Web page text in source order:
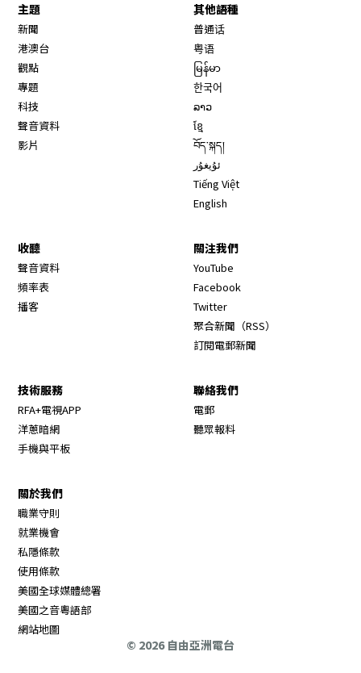
主題
新聞
港澳台
觀點
專題
科技
聲音資料
影片
其他語種
普通话
粤语
မြန်မာ
한국어
ລາວ
ខ្មែ
བོད་སྐད།
ئۇيغۇر
Tiếng Việt
English
收聽
聲音資料
頻率表
播客
關注我們
YouTube
Facebook
Twitter
聚合新聞（RSS）
訂閱電郵新聞
技術服務
RFA+電視APP
洋蔥暗網
手機與平板
聯絡我們
電郵
聽眾報料
關於我們
職業守則
就業機會
私隱條款
使用條款
美國全球媒體總署
美國之音粵語部
網站地圖
© 2026 自由亞洲電台